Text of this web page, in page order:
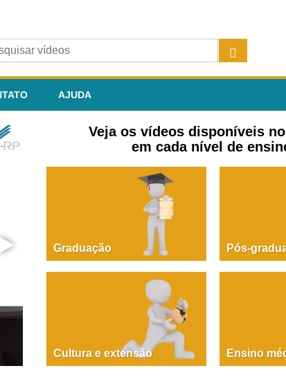
AJUDA
PAOLA GIUSTINA
Dire, fare, partire! Aula
Veja os vídeos disponíveis
em cada nível de
Graduação Pós-
Cultura e extensão Ensino